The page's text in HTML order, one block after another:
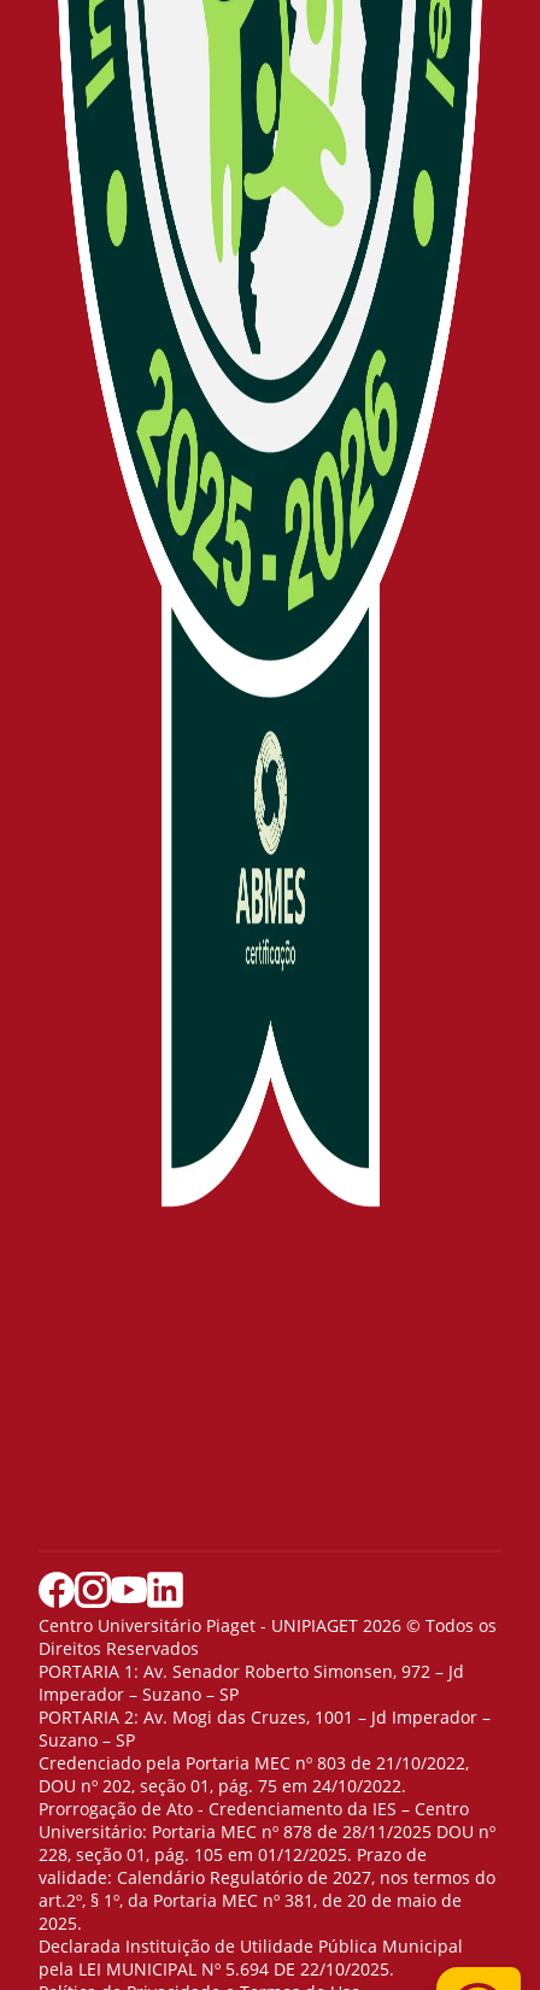
Centro Universitário Piaget - UNIPIAGET 2026 © Todos os
Direitos Reservados
PORTARIA 1: Av. Senador Roberto Simonsen, 972 – Jd
Imperador – Suzano – SP
PORTARIA 2: Av. Mogi das Cruzes, 1001 – Jd Imperador –
Suzano – SP
Credenciado pela Portaria MEC nº 803 de 21/10/2022,
DOU nº 202, seção 01, pág. 75 em 24/10/2022.
Prorrogação de Ato - Credenciamento da IES – Centro
Universitário: Portaria MEC nº 878 de 28/11/2025 DOU nº
228, seção 01, pág. 105 em 01/12/2025. Prazo de
validade: Calendário Regulatório de 2027, nos termos do
art.2º, § 1º, da Portaria MEC nº 381, de 20 de maio de
2025.
Declarada Instituição de Utilidade Pública Municipal
pela LEI MUNICIPAL Nº 5.694 DE 22/10/2025.